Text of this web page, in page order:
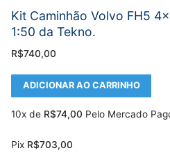
Kit Caminhão Volvo FH5
1:50 da Tekno.
R$740,00
ADICIONAR AO CARRINHO
10x de R$74,00 Pelo Mercado
Pix R$703,00